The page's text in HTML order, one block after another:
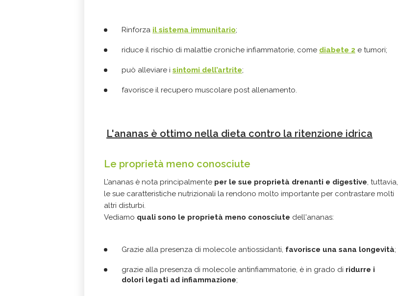
Rinforza il sistema immunitario;
riduce il rischio di malattie croniche infiammatorie, come diabete 2 e tumori;
può alleviare i sintomi dell’artrite;
favorisce il recupero muscolare post allenamento.
L'ananas è ottimo nella dieta contro la ritenzione idrica
Le proprietà meno conosciute
L’ananas è nota principalmente per le sue proprietà drenanti e digestive, tuttavia,
le sue caratteristiche nutrizionali la rendono molto importante per contrastare molti
altri disturbi.
Vediamo quali sono le proprietà meno conosciute dell'ananas:
Grazie alla presenza di molecole antiossidanti, favorisce una sana longevità;
grazie alla presenza di molecole antinfiammatorie, è in grado di ridurre i
dolori legati ad infiammazione;